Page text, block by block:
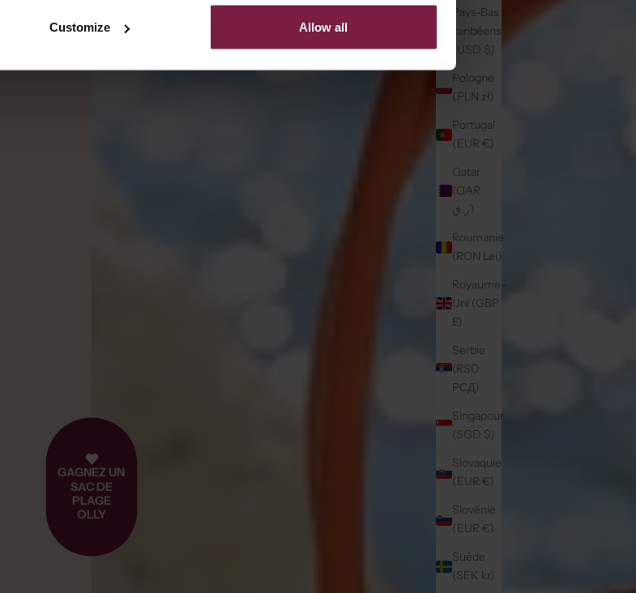
Customize Allow all
Pays-Bas
caribéens
(USD $)
Pologne
(PLN zł)
Portugal
(EUR €)
Qatar
(QAR
ر.ق)
Roumanie
(RON Lei)
Royaume-
Uni (GBP
£)
Serbie
(RSD
РСД)
Singapour
(SGD $)
Slovaquie
(EUR €)
Slovénie
(EUR €)
Suède
(SEK kr)
GAGNEZ UN
SAC DE
PLAGE
OLLY